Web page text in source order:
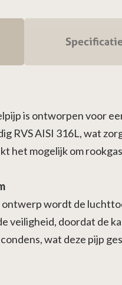
is ontworpen voor
RVS AISI 316L, wat
het mogelijk om
wordt de
veiligheid, doordat de
wat deze pijp